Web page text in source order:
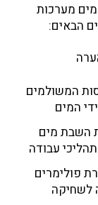
מערכות
הבאים:
המשולמים
המים
השבת מים
עבודה
פולימרים
לשחיקה